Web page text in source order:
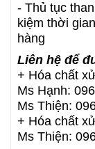
- Thủ tục
kiệm thời
hàng
Liên hệ để
+ Hóa chất
Ms Hạnh:
Ms Thiện:
+ Hóa chất
Ms Thiện: